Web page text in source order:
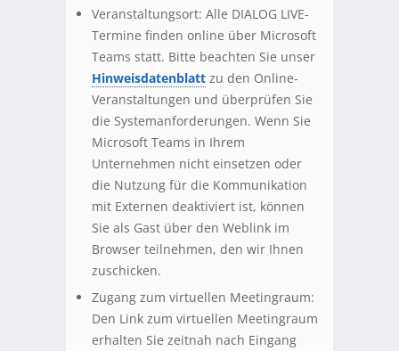
Veranstaltungsort: Alle DIALOG LIVE-
Termine finden online über Microsoft
Teams statt. Bitte beachten Sie unser
Hinweisdatenblatt zu den Online-
Veranstaltungen und überprüfen Sie
die Systemanforderungen. Wenn Sie
Microsoft Teams in Ihrem
Unternehmen nicht einsetzen oder
die Nutzung für die Kommunikation
mit Externen deaktiviert ist, können
Sie als Gast über den Weblink im
Browser teilnehmen, den wir Ihnen
zuschicken.
Zugang zum virtuellen Meetingraum:
Den Link zum virtuellen Meetingraum
erhalten Sie zeitnah nach Eingang